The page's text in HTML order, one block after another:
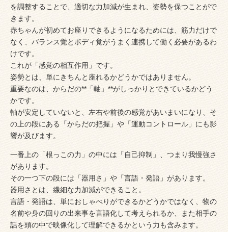
を調整することで、適切な力加減が生まれ、姿勢を保つことがで
きます。
赤ちゃんが初めてお座りできるようになるためには、筋力だけで
なく、バランス覚とボディ覚がうまく連携して働く必要があるわ
けです。
これが「感覚の相互作用」です。
姿勢とは、単にきちんと座れるかどうかではありません。
重要なのは、からだの**「軸」**がしっかりとできているかどう
かです。
軸が安定していないと、左右や前後の感覚があいまいになり、そ
の上の段にある「からだの把握」や「運動コントロール」にも影
響が及びます。
一番上の「根っこの力」の中には「自己抑制」、つまり我慢強さ
があります。
その一つ下の段には「器用さ」や「言語・発語」があります。
器用さとは、繊細な力加減ができること。
言語・発語は、単におしゃべりができるかどうかではなく、物の
名前や身の回りの出来事を言語化して考えられるか、また相手の
話を頭の中で映像化して理解できるかという力も含みます。